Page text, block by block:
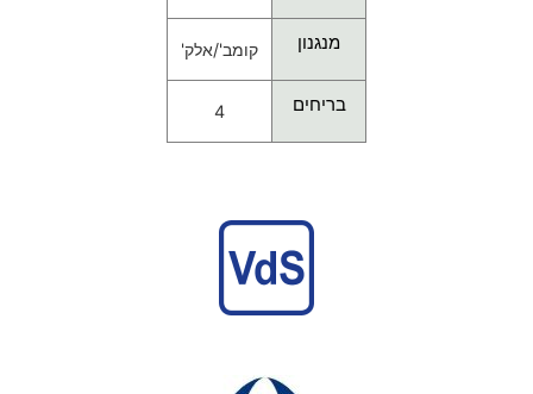
מנגנון קומב'/אלק'
בריחים 4